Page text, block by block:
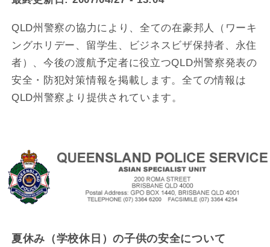
QLD州警察の協力により、全ての在豪邦人（ワーキ
ングホリデー、留学生、ビジネスビザ保持者、永住
者）、今後の渡航予定者に役立つQLD州警察発表の
安全・防犯対策情報を掲載します。全ての情報は
QLD州警察より提供されています。
夏休み（学校休日）の子供の安全について